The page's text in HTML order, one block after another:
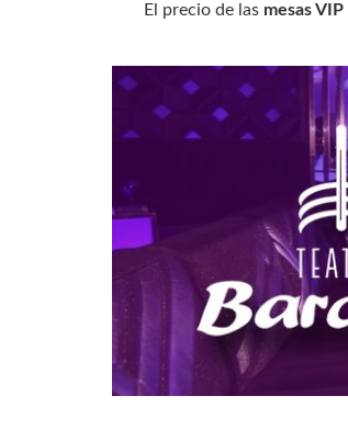
El precio de las mesas VIP